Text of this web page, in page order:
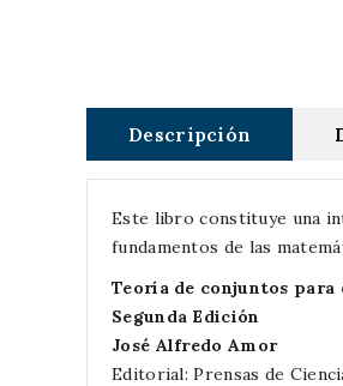
Descripción
Este libro constituye una
fundamentos de las
Teoría de conjuntos para
Segunda Edición
José Alfredo Amor
Editorial: Prensas de